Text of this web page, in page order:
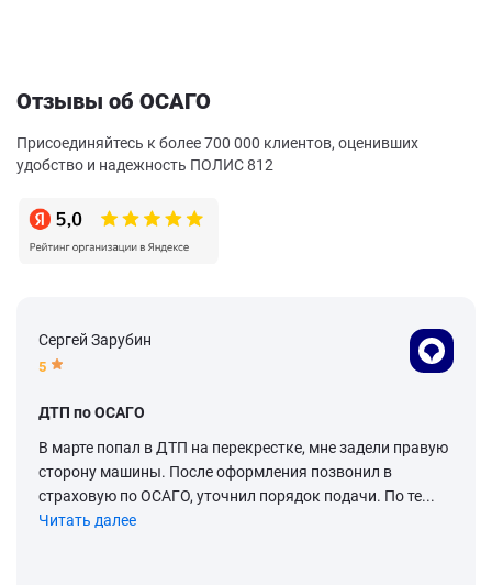
Отзывы об ОСАГО
Присоединяйтесь к более 700 000 клиентов, оценивших
удобство и надежность ПОЛИС 812
Сергей Зарубин
5
ДТП по ОСАГО
В марте попал в ДТП на перекрестке, мне задели правую
сторону машины. После оформления позвонил в
страховую по ОСАГО, уточнил порядок подачи. По те...
Читать далее